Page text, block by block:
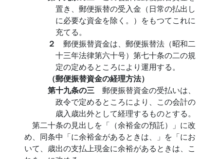
置き、郵便振替の受入金（日常の払出し
に必要な資金を除く。）をもつてこれに
充てる。
２ 郵便振替資金は、郵便振替法（昭和二
十三年法律第六十号）第七十条の二の規
定の定めるところにより運用する。
（郵便振替資金の経理方法）
第十九条の三 郵便振替資金の受払いは、
政令で定めるところにより、この会計の
歳入歳出外として経理するものとする。
第二十条の見出しを「（余裕金の預託）」に改
め、同条中「に余裕金があるときは、」を「にお
いて、歳出の支払上現金に余裕があるときは、こ